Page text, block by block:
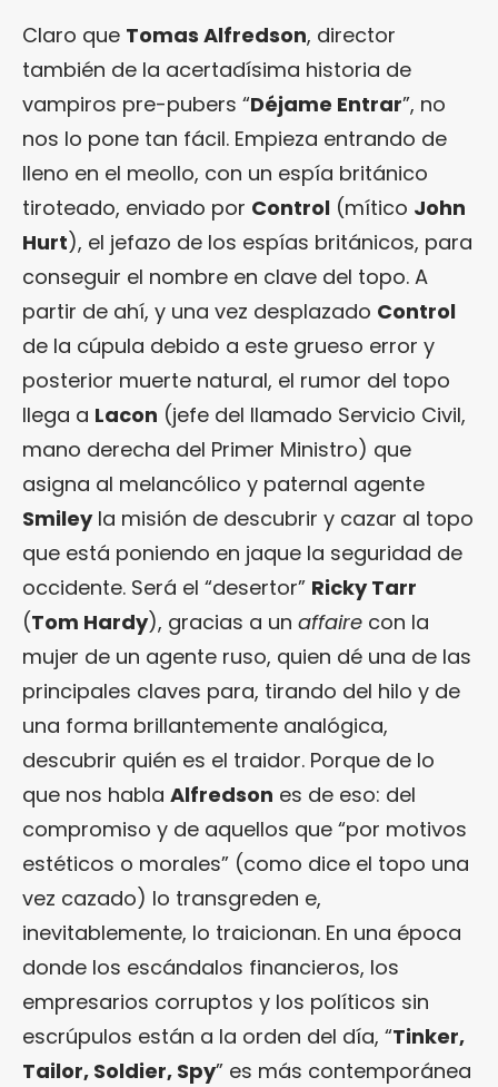
Claro que Tomas Alfredson, director
también de la acertadísima historia de
vampiros pre-pubers “Déjame Entrar”, no
nos lo pone tan fácil. Empieza entrando de
lleno en el meollo, con un espía británico
tiroteado, enviado por Control (mítico John
Hurt), el jefazo de los espías británicos, para
conseguir el nombre en clave del topo. A
partir de ahí, y una vez desplazado Control
de la cúpula debido a este grueso error y
posterior muerte natural, el rumor del topo
llega a Lacon (jefe del llamado Servicio Civil,
mano derecha del Primer Ministro) que
asigna al melancólico y paternal agente
Smileyla misión de descubrir y cazar al topo
que está poniendo en jaque la seguridad de
occidente. Será el “desertor” Ricky Tarr
(Tom Hardy), gracias a un affaire con la
mujer de un agente ruso, quien dé una de las
principales claves para, tirando del hilo y de
una forma brillantemente analógica,
descubrir quién es el traidor. Porque de lo
que nos habla Alfredson es de eso: del
compromiso y de aquellos que “por motivos
estéticos o morales” (como dice el topo una
vez cazado) lo transgreden e,
inevitablemente, lo traicionan. En una época
donde los escándalos financieros, los
empresarios corruptos y los políticos sin
escrúpulos están a la orden del día, “Tinker,
Tailor, Soldier, Spy” es más contemporánea